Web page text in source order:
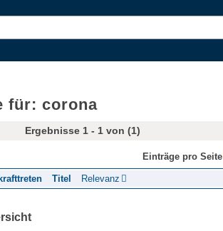
für: corona
Ergebnisse 1 - 1 von (1)
Einträge pro Seite
Titel Relevanz